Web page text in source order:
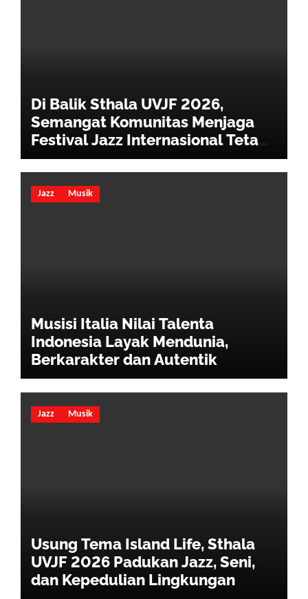
Di Balik Sthala UVJF 2026,
Semangat Komunitas Menjaga
Festival Jazz Internasional Tetap
Hidup
Jazz Musik
Musisi Italia Nilai Talenta
Indonesia Layak Mendunia,
Berkarakter dan Autentik
Jazz Musik
Usung Tema Island Life, Sthala
UVJF 2026 Padukan Jazz, Seni,
dan Kepedulian Lingkungan